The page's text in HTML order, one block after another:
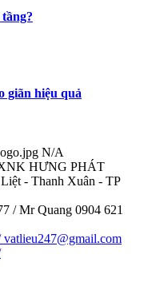
giãn hiệu quả
N/A
HƯNG PHÁT
- Thanh Xuân - TP
/ Mr Quang 0904 621
vatlieu247@gmail.com